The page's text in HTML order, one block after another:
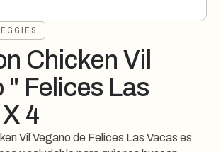
Chicken Vil
" Felices Las
4
Vil Vegano de Felices Las Vacas es